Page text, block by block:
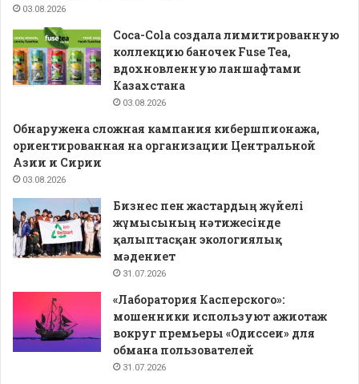
03.08.2026
Coca-Cola создала лимитированную
коллекцию баночек Fuse Tea,
вдохновленную ланшафтами
Казахстана
03.08.2026
Обнаружена сложная кампания кибершпионажа,
ориентированная на организации Центральной
Азии и Сирии
03.08.2026
Бизнес пен жастардың жүйелі
жұмысының нәтижесінде
қалыптасқан экологиялық
мәдениет
31.07.2026
«Лаборатория Касперского»:
мошенники используют ажиотаж
вокруг премьеры «Одиссеи» для
обмана пользователей
31.07.2026